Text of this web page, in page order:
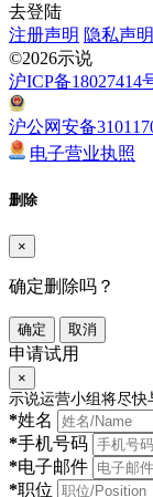
去登陆
注册声明 隐私声明
©2026示说
沪ICP备18027414
沪公网安备
电子营业执照
删除
×
确定删除吗？
确定 取消
申请试用
×
示说运营小组将尽快
*姓名
*手机号码
*电子邮件
*职位